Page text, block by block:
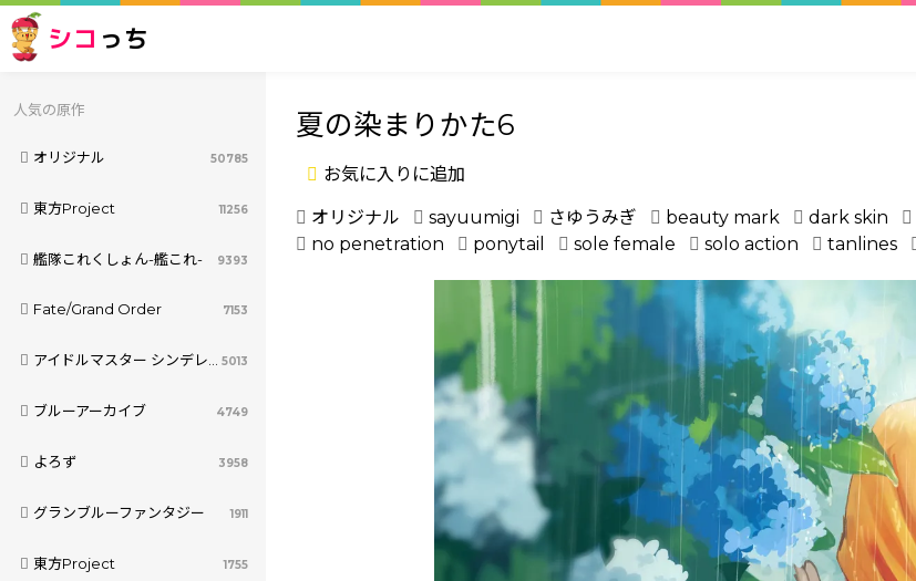
シコ っち
人気の原作
オリジナル 50785
東方Project 11256
艦隊これくしょん-艦これ- 9393
Fate/Grand Order 7153
アイドルマスター シンデレラガールズ 5013
ブルーアーカイブ 4749
よろず 3958
グランブルーファンタジー 1911
東方Project 1755
夏の染まりかた6
お気に入りに追加
オリジナル sayuumigi さゆうみぎ beauty mark dark skin
no penetration
ponytail sole female solo action tanlines